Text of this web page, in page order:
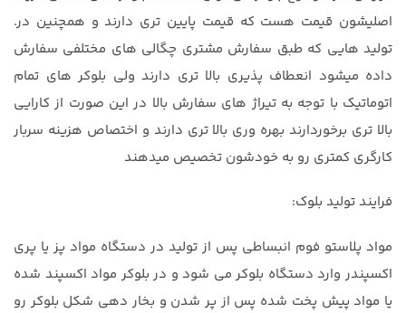
اصلیشون قیمت هست که قیمت پایین تری دارند و همچنین در.
تولید هایی که طبق سفارش مشتری چگالی های مختلفی سفارش
داده میشود انعطاف پذیری بالا تری دارند ولی بلوکر های تمام
اتوماتیک با توجه به تیراژ های سفارش بالا در این صورت از کارایی
بالا تری برخوردارند بهره وری بالا تری دارند و اختصاص هزینه سربار
کارگری کمتری رو به خودشون تخصیص میدهند
فرایند تولید بلوک:
مواد پلاستو فوم انبساطی پس از تولید در دستگاه مواد پز یا پری
اکسپندر وارد دستگاه بلوکر می شود و در بلوکر مواد اکسپند شده
یا مواد پیش پخت شده پس از پر شدن و بخار دهی شکل بلوکر رو